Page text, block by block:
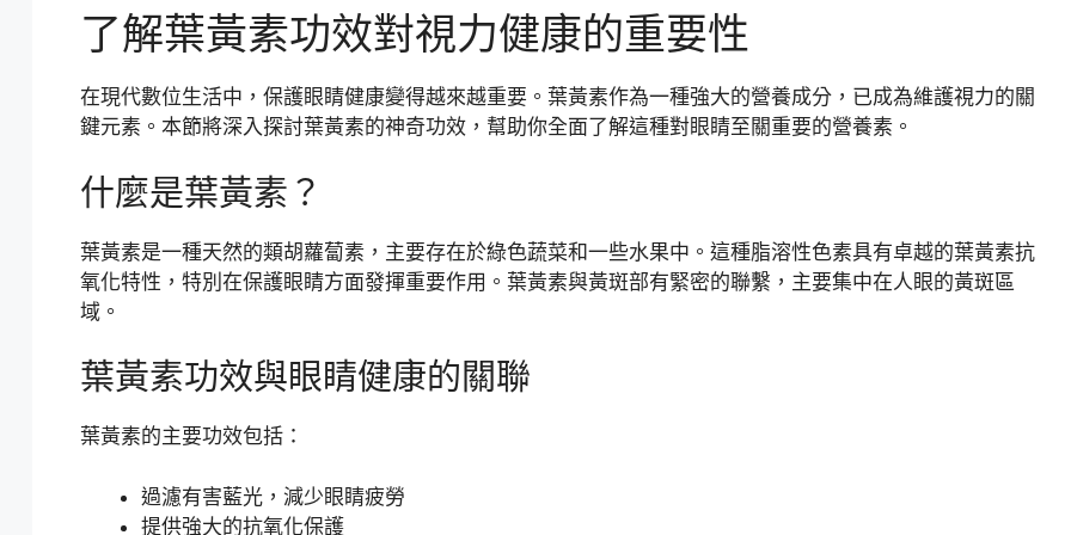
了解葉黃素功效對視力健康的重要性
在現代數位生活中，保護眼睛健康變得越來越重要。葉黃素作為一種強大的營養成分，已成為維護視力的關
鍵元素。本節將深入探討葉黃素的神奇功效，幫助你全面了解這種對眼睛至關重要的營養素。
什麼是葉黃素？
葉黃素是一種天然的類胡蘿蔔素，主要存在於綠色蔬菜和一些水果中。這種脂溶性色素具有卓越的葉黃素抗
氧化特性，特別在保護眼睛方面發揮重要作用。葉黃素與黃斑部有緊密的聯繫，主要集中在人眼的黃斑區
域。
葉黃素功效與眼睛健康的關聯
葉黃素的主要功效包括：
過濾有害藍光，減少眼睛疲勞
提供強大的抗氧化保護